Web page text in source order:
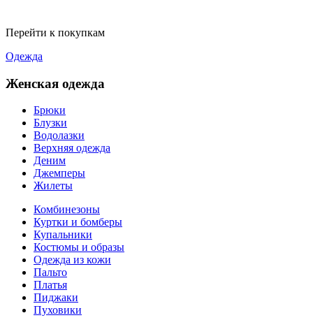
Перейти к покупкам
Одежда
Женская одежда
Брюки
Блузки
Водолазки
Верхняя одежда
Деним
Джемперы
Жилеты
Комбинезоны
Куртки и бомберы
Купальники
Костюмы и образы
Одежда из кожи
Пальто
Платья
Пиджаки
Пуховики